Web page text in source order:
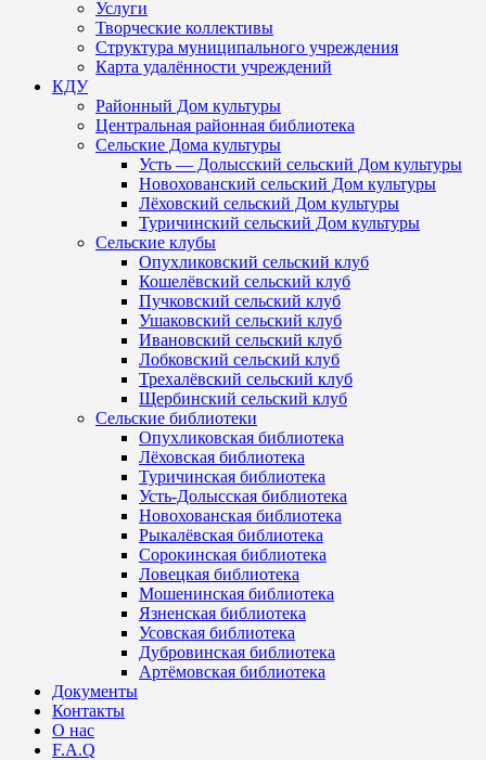
Услуги
Творческие коллективы
Структура муниципального учреждения
Карта удалённости учреждений
КДУ
Районный Дом культуры
Центральная районная библиотека
Сельские Дома культуры
Усть — Долысский сельский Дом культуры
Новохованский сельский Дом культуры
Лёховский сельский Дом культуры
Туричинский сельский Дом культуры
Сельские клубы
Опухликовский сельский клуб
Кошелёвский сельский клуб
Пучковский сельский клуб
Ушаковский сельский клуб
Ивановский сельский клуб
Лобковский сельский клуб
Трехалёвский сельский клуб
Щербинский сельский клуб
Сельские библиотеки
Опухликовская библиотека
Лёховская библиотека
Туричинская библиотека
Усть-Долысская библиотека
Новохованская библиотека
Рыкалёвская библиотека
Сорокинская библиотека
Ловецкая библиотека
Мошенинская библиотека
Язненская библиотека
Усовская библиотека
Дубровинская библиотека
Артёмовская библиотека
Документы
Контакты
О нас
F.A.Q